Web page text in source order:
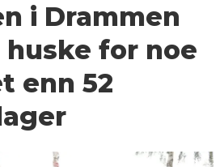
i Drammen
for noe
enn 52